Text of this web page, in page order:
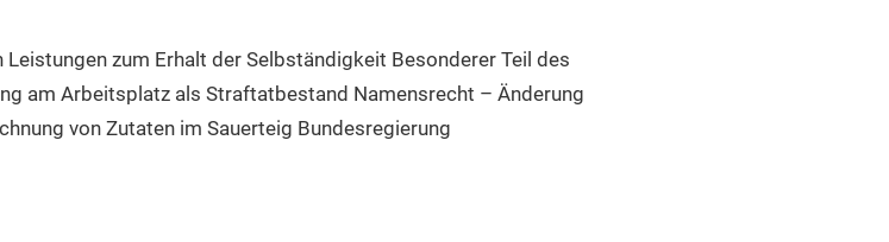
zum Erhalt der Selbständigkeit Besonderer Teil des
am Arbeitsplatz als Straftatbestand Namensrecht – Änderung
von Zutaten im Sauerteig Bundesregierung